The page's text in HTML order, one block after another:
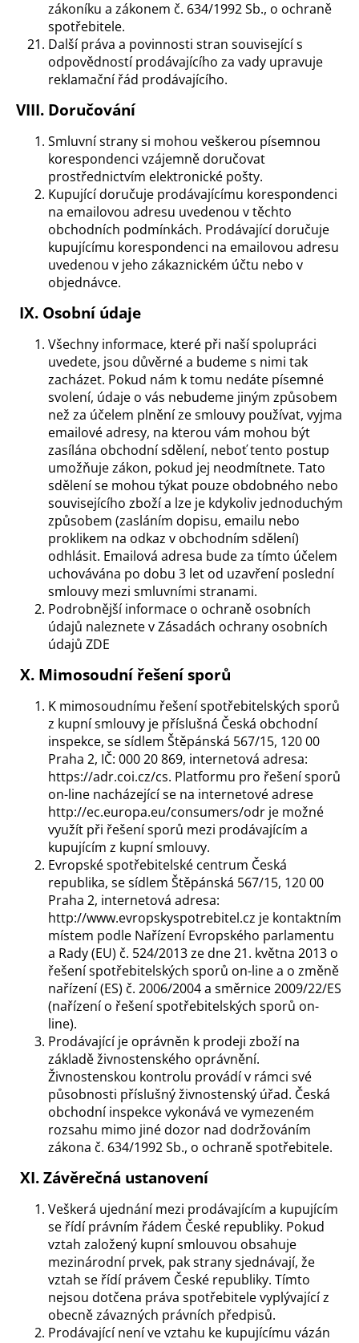
zákoníku a zákonem č. 634/1992 Sb., o ochraně
spotřebitele.
Další práva a povinnosti stran související s
odpovědností prodávajícího za vady upravuje
reklamační řád prodávajícího.
VIII. Doručování
Smluvní strany si mohou veškerou písemnou
korespondenci vzájemně doručovat
prostřednictvím elektronické pošty.
Kupující doručuje prodávajícímu korespondenci
na emailovou adresu uvedenou v těchto
obchodních podmínkách. Prodávající doručuje
kupujícímu korespondenci na emailovou adresu
uvedenou v jeho zákaznickém účtu nebo v
objednávce.
IX. Osobní údaje
Všechny informace, které při naší spolupráci
uvedete, jsou důvěrné a budeme s nimi tak
zacházet. Pokud nám k tomu nedáte písemné
svolení, údaje o vás nebudeme jiným způsobem
než za účelem plnění ze smlouvy používat, vyjma
emailové adresy, na kterou vám mohou být
zasílána obchodní sdělení, neboť tento postup
umožňuje zákon, pokud jej neodmítnete. Tato
sdělení se mohou týkat pouze obdobného nebo
souvisejícího zboží a lze je kdykoliv jednoduchým
způsobem (zasláním dopisu, emailu nebo
proklikem na odkaz v obchodním sdělení)
odhlásit. Emailová adresa bude za tímto účelem
uchovávána po dobu 3 let od uzavření poslední
smlouvy mezi smluvními stranami.
Podrobnější informace o ochraně osobních
údajů naleznete v Zásadách ochrany osobních
údajů ZDE
X. Mimosoudní řešení sporů
K mimosoudnímu řešení spotřebitelských sporů
z kupní smlouvy je příslušná Česká obchodní
inspekce, se sídlem Štěpánská 567/15, 120 00
Praha 2, IČ: 000 20 869, internetová adresa:
https://adr.coi.cz/cs. Platformu pro řešení sporů
on-line nacházející se na internetové adrese
http://ec.europa.eu/consumers/odr je možné
využít při řešení sporů mezi prodávajícím a
kupujícím z kupní smlouvy.
Evropské spotřebitelské centrum Česká
republika, se sídlem Štěpánská 567/15, 120 00
Praha 2, internetová adresa:
http://www.evropskyspotrebitel.cz je kontaktním
místem podle Nařízení Evropského parlamentu
a Rady (EU) č. 524/2013 ze dne 21. května 2013 o
řešení spotřebitelských sporů on-line a o změně
nařízení (ES) č. 2006/2004 a směrnice 2009/22/ES
(nařízení o řešení spotřebitelských sporů on-
line).
Prodávající je oprávněn k prodeji zboží na
základě živnostenského oprávnění.
Živnostenskou kontrolu provádí v rámci své
působnosti příslušný živnostenský úřad. Česká
obchodní inspekce vykonává ve vymezeném
rozsahu mimo jiné dozor nad dodržováním
zákona č. 634/1992 Sb., o ochraně spotřebitele.
XI. Závěrečná ustanovení
Veškerá ujednání mezi prodávajícím a kupujícím
se řídí právním řádem České republiky. Pokud
vztah založený kupní smlouvou obsahuje
mezinárodní prvek, pak strany sjednávají, že
vztah se řídí právem České republiky. Tímto
nejsou dotčena práva spotřebitele vyplývající z
obecně závazných právních předpisů.
Prodávající není ve vztahu ke kupujícímu vázán